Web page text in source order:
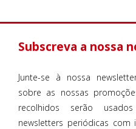
Subscreva a nossa
Junte-se à nossa
sobre as nossas
recolhidos serão
newsletters periódicas